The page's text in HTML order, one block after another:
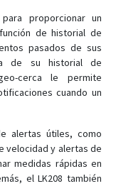
proporcionar un
de historial de
pasados de sus
de su historial de
cerca le permite
cuando un
alertas útiles, como
velocidad y alertas de
medidas rápidas en
el LK208 también